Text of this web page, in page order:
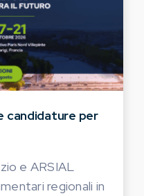
candidature per
e ARSIAL
regionali in